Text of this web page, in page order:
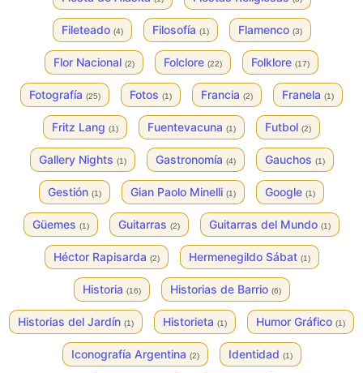
Fileteado (4) Filosofía (1) Flamenco (3)
Flor Nacional (2) Folclore (22) Folklore (17)
Fotografía (25) Fotos (1) Francia (2) Franela (1)
Fritz Lang (1) Fuentevacuna (1) Futbol (2)
Gallery Nights (1) Gastronomía (4) Gauchos (1)
Gestión (1) Gian Paolo Minelli (1) Google (1)
Güemes (1) Guitarras (2) Guitarras del Mundo (1)
Héctor Rapisarda (2) Hermenegildo Sábat (1)
Historia (16) Historias de Barrio (6)
Historias del Jardín (1) Historieta (1) Humor Gráfico (1)
Iconografía Argentina (2) Identidad (1)